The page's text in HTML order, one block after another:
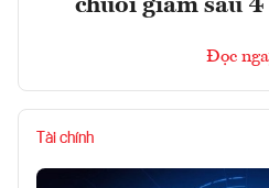
chuỗi giảm sâu
Đọc
Tài chính